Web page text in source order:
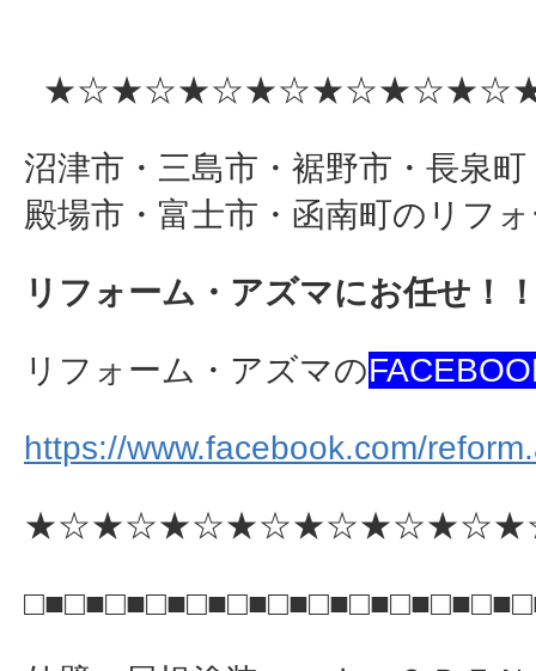
沼津市・三島市・裾野市・長泉
殿場市・富士市・函南町のリフ
リフォーム・アズマにお任せ！
リフォーム・アズマの
https://www.facebook.com/